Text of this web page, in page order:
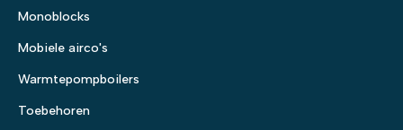
Monoblocks
Mobiele airco's
Warmtepompboilers
Toebehoren